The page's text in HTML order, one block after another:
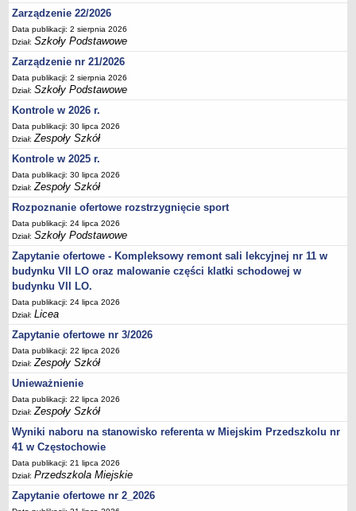
Statut
Majątek
Godziny dyżurów
Ogłoszenia
Zarządzenia
Rejestry, ewidencje, archiwa
Kontrole
PONOWNE WYKORZYSTYWANIE
Sprawozdania
Deklaracja dostępności
DEKLARACJA DOSTĘPNOŚCI
OŚWIADCZENIA MAJĄTKOWE
PONOWNE WYKORZYSTYWANIE
UDOSTĘPNIANIE INFORMACJI PUBLICZNEJ
OCHRONA DANYCH OSOBOWYCH
Zarządzenie 22/2026
Data publikacji: 2 sierpnia 2026
Dział:Szkoły Podstawowe
Zarządzenie nr 21/2026
Data publikacji: 2 sierpnia 2026
Dział:Szkoły Podstawowe
Kontrole w 2026 r.
Data publikacji: 30 lipca 2026
Dział:Zespoły Szkół
Kontrole w 2025 r.
Data publikacji: 30 lipca 2026
Dział:Zespoły Szkół
Rozpoznanie ofertowe rozstrzygnięcie sport
Data publikacji: 24 lipca 2026
Dział:Szkoły Podstawowe
Zapytanie ofertowe - Kompleksowy remont sali lekcyjnej nr 11 w
budynku VII LO oraz malowanie części klatki schodowej w
budynku VII LO.
Data publikacji: 24 lipca 2026
Dział:Licea
Zapytanie ofertowe nr 3/2026
Data publikacji: 22 lipca 2026
Dział:Zespoły Szkół
Unieważnienie
Data publikacji: 22 lipca 2026
Dział:Zespoły Szkół
Wyniki naboru na stanowisko referenta w Miejskim Przedszkolu nr
41 w Częstochowie
Data publikacji: 21 lipca 2026
Dział:Przedszkola Miejskie
Zapytanie ofertowe nr 2_2026